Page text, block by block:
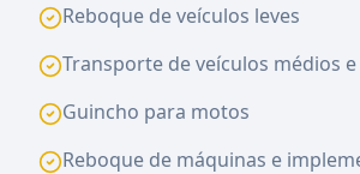
Reboque de veículos leves
Transporte de veículos médios
Guincho para motos
Reboque de máquinas e